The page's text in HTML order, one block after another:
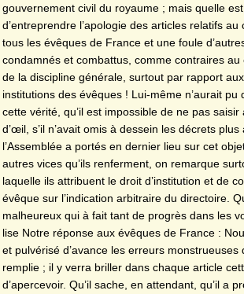
gouvernement civil du royaume ; mais quelle
d’entreprendre l’apologie des articles relatifs
tous les évêques de France et une foule
condamnés et combattus, comme contraires
de la discipline générale, surtout par rapport
institutions des évêques ! Lui-même n’aurait pu
cette vérité, qu’il est impossible de ne pas
d’œil, s’il n’avait omis à dessein les décrets
l’Assemblée a portés en dernier lieu sur cet
autres vices qu’ils renferment, on remarque
laquelle ils attribuent le droit d’institution et de
évêque sur l’indication arbitraire du directoire.
malheureux qui à fait tant de progrès dans les
lise Notre réponse aux évêques de France :
et pulvérisé d’avance les erreurs monstrueuses
remplie ; il y verra briller dans chaque article
d’apercevoir. Qu’il sache, en attendant, qu’il a